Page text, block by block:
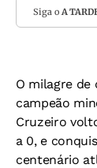
Siga o A
O milagre de
campeão
Cruzeiro
a 0, e
centenário